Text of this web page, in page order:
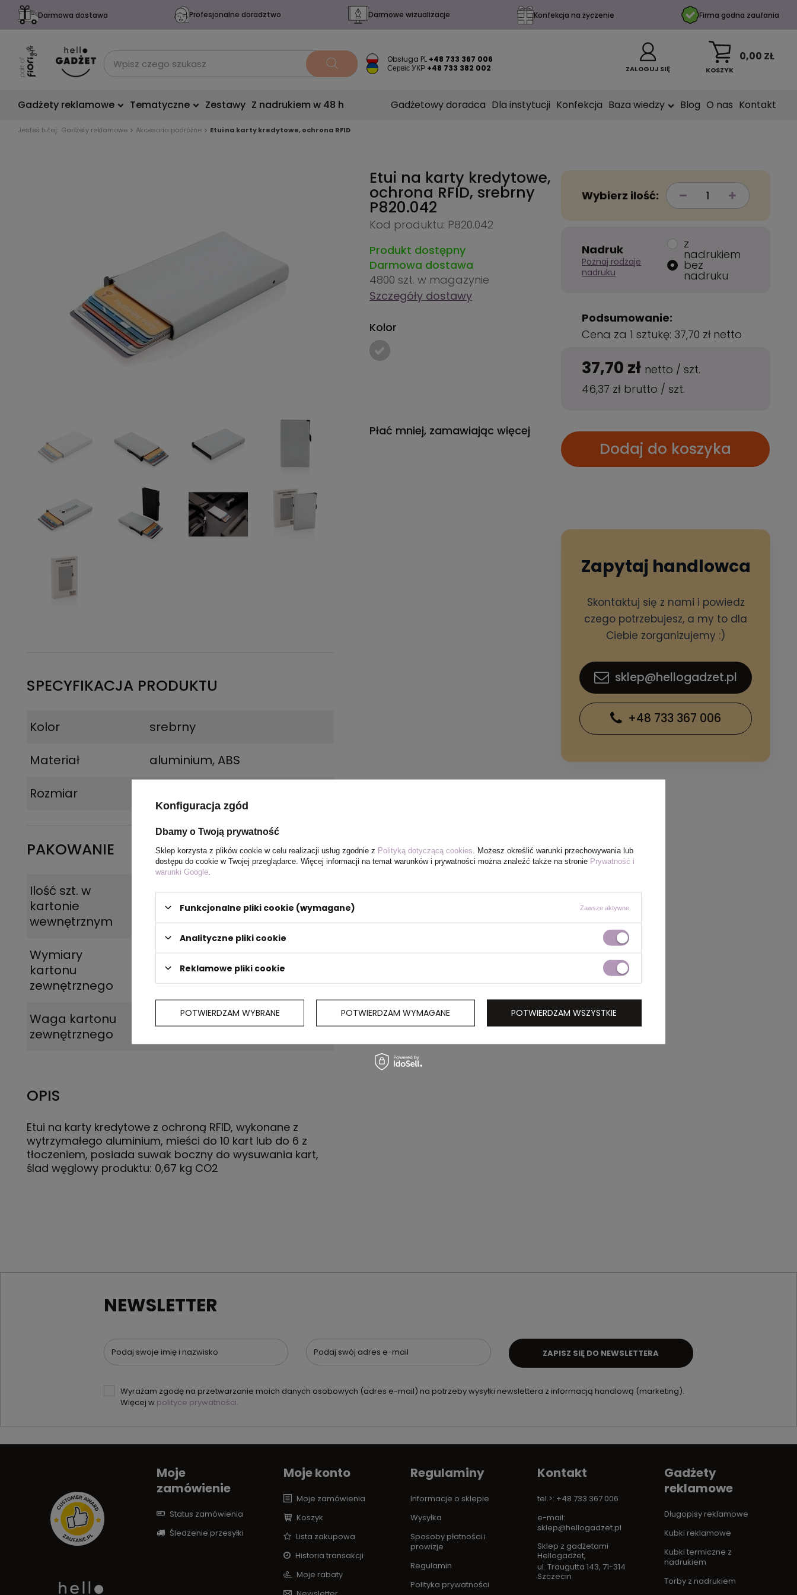
Darmowa dostawa Profesjonalne doradztwo Darmowe wizualizacje Konfekcja na życzenie Firma godna zaufania
Obsługa PL +48 733 367 006
Сервіс УКР +48 733 382 002 ZALOGUJ SIĘ KOSZYK
0,00 ZŁ
Gadżety reklamowe Tematyczne Zestawy Z nadrukiem w 48 h Gadżetowy doradca Dla instytucji Konfekcja Baza wiedzy Blog O nas Kontakt
Jesteś tutaj: Gadżety reklamowe Akcesoria podróżne Etui na karty kredytowe, ochrona RFID
SPECYFIKACJA PRODUKTU
Kolor
srebrny
Materiał
aluminium, ABS
Rozmiar
PAKOWANIE
Ilość szt. w
kartonie
wewnętrznym
100
Wymiary
kartonu
zewnętrznego
Waga kartonu
zewnętrznego
OPIS
Etui na karty kredytowe z ochroną RFID, wykonane z
wytrzymałego aluminium, mieści do 10 kart lub do 6 z
tłoczeniem, posiada suwak boczny do wysuwania kart,
ślad węglowy produktu: 0,67 kg CO2
Etui na karty kredytowe,
ochrona RFID, srebrny
P820.042
Kod produktu: P820.042
Produkt dostępny
Darmowa dostawa
4800 szt. w magazynie
Szczegóły dostawy
Kolor
Płać mniej, zamawiając więcej
Wybierz ilość:
Nadruk
Poznaj rodzaje
nadruku
z
nadrukiem
bez
nadruku
Podsumowanie:
Cena za 1 sztukę: 37,70 zł netto
37,70 zł netto /szt.
46,37 zł brutto /szt.
Dodaj do koszyka
Zapytaj handlowca
Skontaktuj się z nami i powiedz
czego potrzebujesz, a my to dla
Ciebie zorganizujemy :)
sklep@hellogadzet.pl
+48 733 367 006
NEWSLETTER
Podaj swoje imię i nazwisko Podaj swój adres e-mail
Wyrażam zgodę na przetwarzanie moich danych osobowych (adres e-mail) na potrzeby wysyłki newslettera z informacją handlową (marketing).
Więcej w polityce prywatności.
ZAPISZ SIĘ DO NEWSLETTERA
Moje
zamówienie
Status zamówienia
Śledzenie przesyłki
Moje konto
Moje zamówienia
Koszyk
Lista zakupowa
Historia transakcji
Moje rabaty
Regulaminy
Informacje o sklepie
Wysyłka
Sposoby płatności i
prowizje
Regulamin
Polityka prywatności
Kontakt
tel.>: +48 733 367 006
e-mail:
sklep@hellogadzet.pl
Sklep z gadżetami
Hellogadżet,
ul. Traugutta 143, 71-314
Szczecin
Gadżety
reklamowe
Długopisy reklamowe
Kubki reklamowe
Kubki termiczne z
nadrukiem
Torby z nadrukiem
Konfiguracja zgód
Dbamy o Twoją prywatność
Sklep korzysta z plików cookie w celu realizacji usług zgodnie z Polityką dotyczącą cookies . Możesz określić warunki przechowywania lub
dostępu do cookie w Twojej przeglądarce. Więcej informacji na temat warunków i prywatności można znaleźć także na stronie Prywatność i
warunki Google
Funkcjonalne pliki cookie (wymagane) Zawsze aktywne
Analityczne pliki cookie
Reklamowe pliki cookie
POTWIERDZAM WYBRANE POTWIERDZAM WYMAGANE POTWIERDZAM WSZYSTKIE